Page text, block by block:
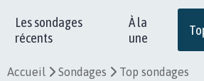
Les sondages
récents
À la
une
Accueil Sondages Top sondages